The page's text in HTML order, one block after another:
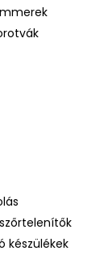
készülékek